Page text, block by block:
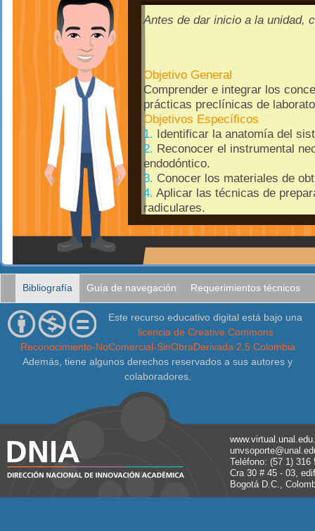
Antes de dar inicio a la unidad,
Objetivo General
Comprender e integrar los
prácticas preclínicas de
Objetivos Específicos
1. Identificar la anatomía del
2. Reconocer el instrumental
endodóntico.
3. Conocer los materiales de
4. Aplicar las técnicas de
radiculares.
Bibliografía Guía de navegación Requerimientos técnicos
Este recurso educativo digital está bajo una
licencia de Creative Commons
Reconocimiento-NoComercial-SinObraDerivada 2.5 Colombia
Además, tiene algunos derechos reservados a sus autores y
colaboradores.
Teléfono: (57 1) 316
Cra 30 # 45 - 03,
Bogotá D.C.,